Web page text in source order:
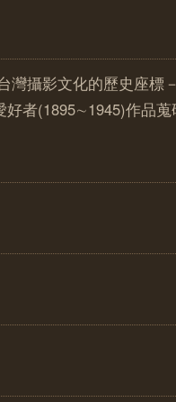
灣攝影文化的歷史座標
好者(1895∼1945)作品